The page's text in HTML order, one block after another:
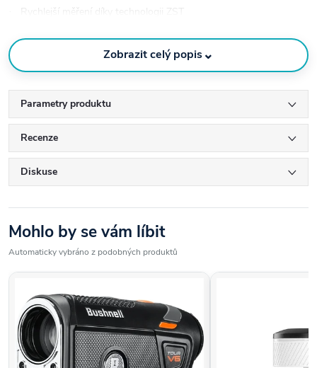
Rychlejší měření díky technologii ZST
· 7násobné zvětšení s LCD displejem s vysokou propustností
· Přesné měření s vibračním upozorněním (funkce vibrace)
· Luxusní magnetické pouzdro součástí balení
na dálkoměru
Funkce zapnutí/vypnutí sklonu poskytuje vzdálenosti s úpravou
Voděodolnost IPX4
V souladu s USGA/R&A - legální pro hendikepovou a turnajovou
hru
Zobrazit celý popis⌄
Parametry produktu
Recenze
Diskuse
Mohlo by se vám líbit
Automaticky vybráno z podobných produktů